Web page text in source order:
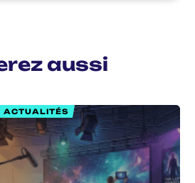
aussi
ACTUALITÉS